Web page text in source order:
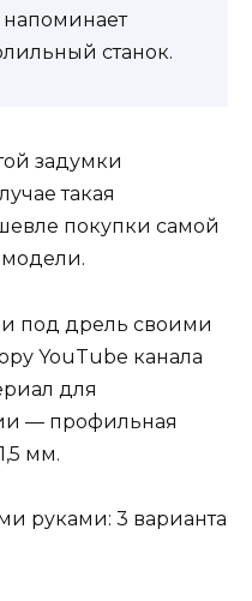
станок.
задумки
такая
покупки самой
под дрель своими
YouTube канала
для
— профильная
мм.